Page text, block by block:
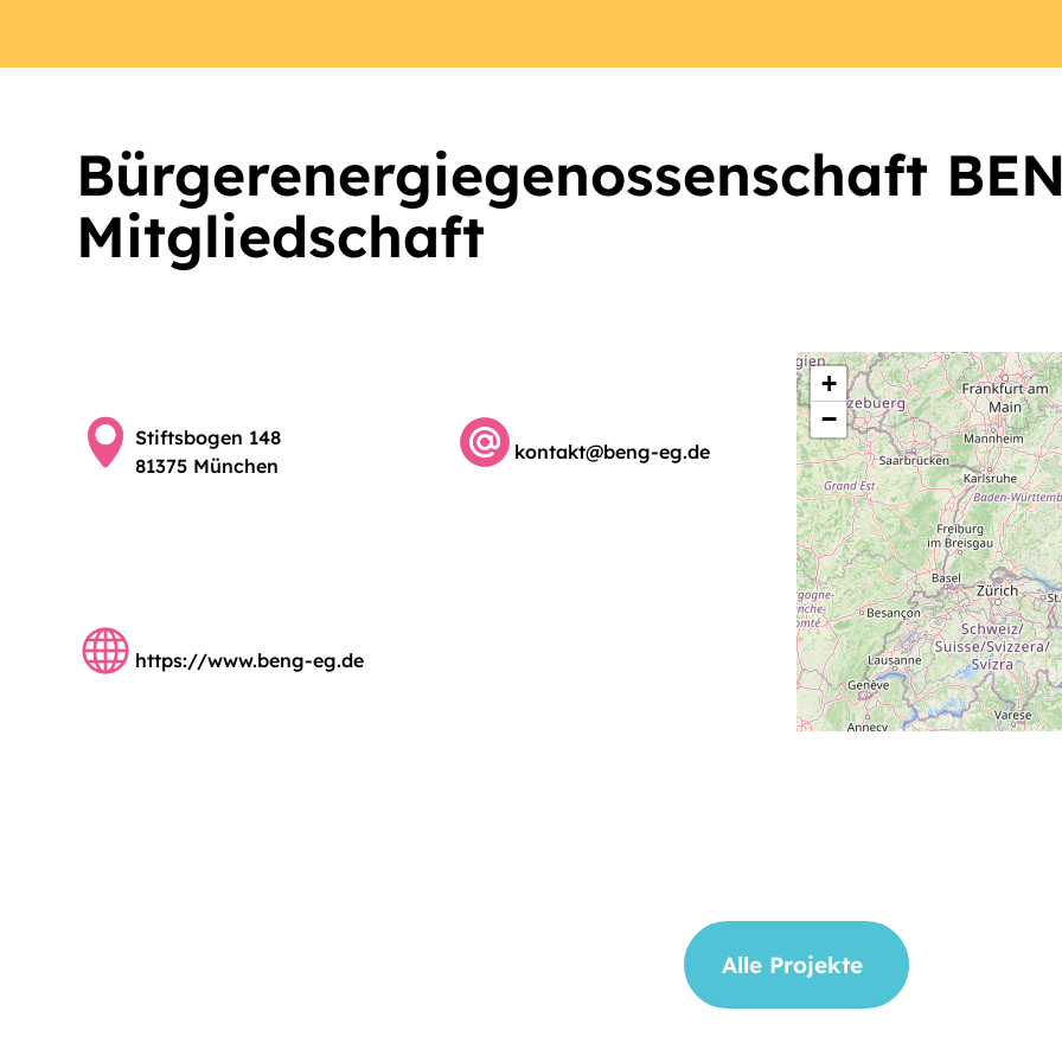
Bürgerenergiegenossenschaft
Mitgliedschaft
Stiftsbogen 148
81375 München
kontakt@beng-eg.de
https://www.beng-eg.de
+
−
Alle Projekte